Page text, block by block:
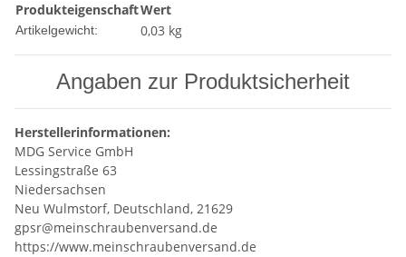
ProdukteigenschaftWert
Artikelgewicht: 0,03 kg
Angaben zur Produktsicherheit
Herstellerinformationen:
MDG Service GmbH
Lessingstraße 63
Niedersachsen
Neu Wulmstorf, Deutschland, 21629
gpsr@meinschraubenversand.de
https://www.meinschraubenversand.de